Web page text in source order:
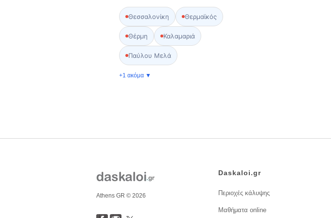
Θεσσαλονίκη Θερμαϊκός
Θέρμη Καλαμαριά
Παύλου Μελά
+1 ακόμα ▼
Athens GR © 2026
Daskaloi.gr
Περιοχές κάλυψης
Μαθήματα online